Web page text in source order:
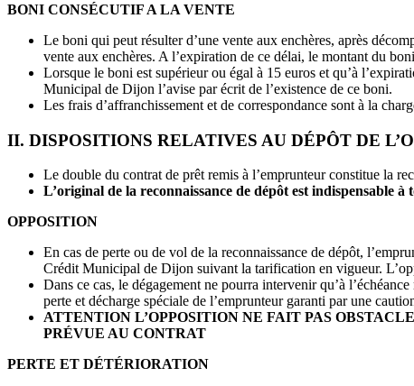
BONI CONSÉCUTIF A LA VENTE
Le boni qui peut résulter d’une vente aux enchères, après
vente aux enchères. A l’expiration de ce délai, le montant du
Lorsque le boni est supérieur ou égal à 15 euros et qu’à
Municipal de Dijon l’avise par écrit de l’existence de ce boni.
Les frais d’affranchissement et de correspondance sont à la
II. DISPOSITIONS RELATIVES AU DÉPÔT DE
Le double du contrat de prêt remis à l’emprunteur constitue la
L’original de la reconnaissance de dépôt est indispensable à
OPPOSITION
En cas de perte ou de vol de la reconnaissance de dépôt,
Crédit Municipal de Dijon suivant la tarification en vigueur.
Dans ce cas, le dégagement ne pourra intervenir qu’à
perte et décharge spéciale de l’emprunteur garanti par une
ATTENTION L’OPPOSITION NE FAIT PAS
PRÉVUE AU CONTRAT
PERTE ET DÉTÉRIORATION